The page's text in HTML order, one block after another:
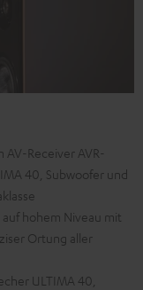
Receiver AVR-
40, Subwoofer und
hohem Niveau mit
Ortung aller
ULTIMA 40,